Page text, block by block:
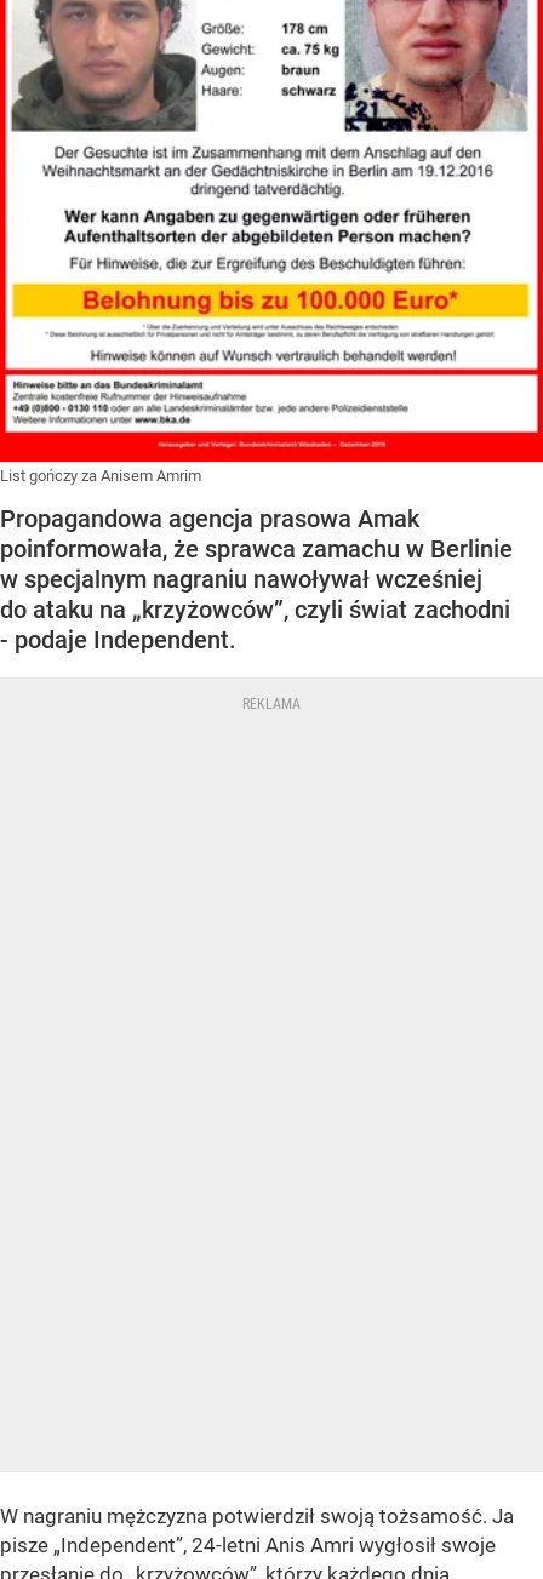
List gończy za Anisem Amrim
Propagandowa agencja prasowa Amak
poinformowała, że sprawca zamachu w Berlinie
w specjalnym nagraniu nawoływał wcześniej
do ataku na „krzyżowców”, czyli świat zachodni
- podaje Independent.
W nagraniu mężczyzna potwierdził swoją tożsamość. Ja
pisze „Independent”, 24-letni Anis Amri wygłosił swoje